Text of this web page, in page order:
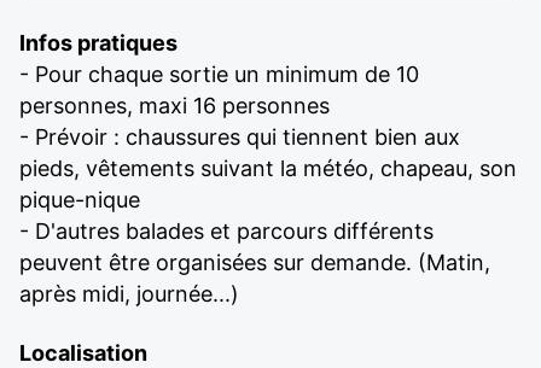
Infos pratiques
- Pour chaque sortie un minimum de 10
personnes, maxi 16 personnes
- Prévoir : chaussures qui tiennent bien aux
pieds, vêtements suivant la météo, chapeau, son
pique-nique
- D'autres balades et parcours différents
peuvent être organisées sur demande. (Matin,
après midi, journée...)
Localisation